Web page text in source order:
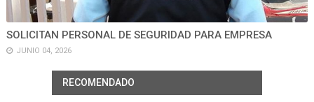
SOLICITAN PERSONAL DE SEGURIDAD PARA EMPRESA
JUNIO 04, 2026
RECOMENDADO